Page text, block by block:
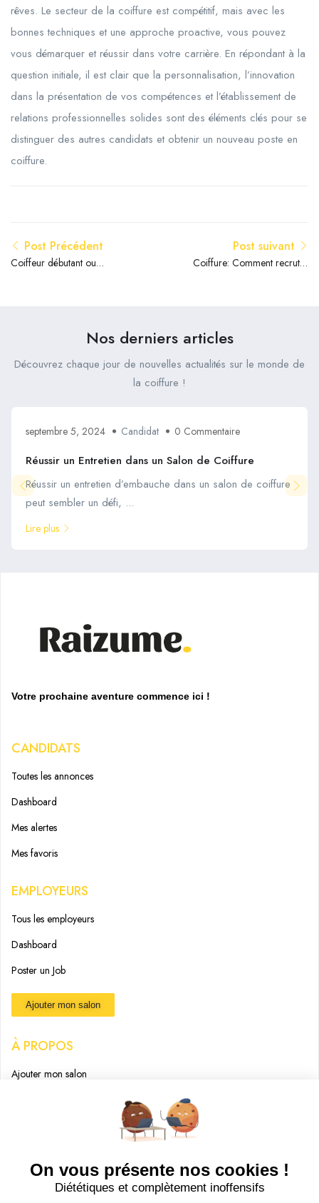
rêves. Le secteur de la coiffure est compétitif, mais avec les
bonnes techniques et une approche proactive, vous pouvez
vous démarquer et réussir dans votre carrière. En répondant à la
question initiale, il est clair que la personnalisation, l’innovation
dans la présentation de vos compétences et l’établissement de
relations professionnelles solides sont des éléments clés pour se
distinguer des autres candidats et obtenir un nouveau poste en
coiffure.
Post Précédent
Coiffeur débutant ou
Post suivant
Coiffure: Comment recruter
Nos derniers articles
Découvrez chaque jour de nouvelles actualités sur le monde de
la coiffure !
septembre 5, 2024 Candidat 0 Commentaire
Réussir un Entretien dans un Salon de Coiffure
Réussir un entretien d’embauche dans un salon de coiffure
peut sembler un défi, ...
Lire plus
Votre prochaine aventure commence ici !
CANDIDATS
Toutes les annonces
Dashboard
Mes alertes
Mes favoris
EMPLOYEURS
Tous les employeurs
Dashboard
Poster un Job
Ajouter mon salon
À PROPOS
Ajouter mon salon
Conditions Générales de Vente
Mentions Légales